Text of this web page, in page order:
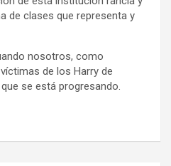
de clases que representa y
nosotros, como
de los Harry de
se está progresando.